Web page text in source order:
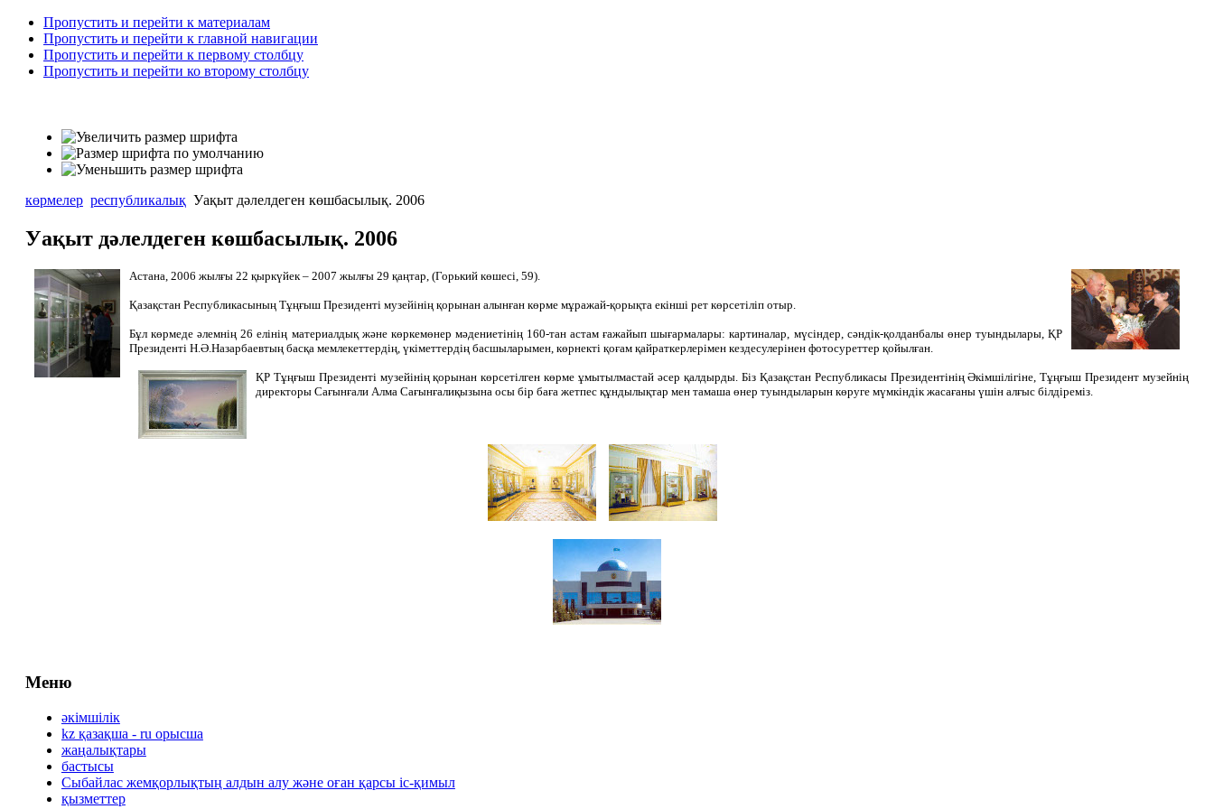
Пропустить и перейти к материалам
Пропустить и перейти к главной навигации
Пропустить и перейти к первому столбцу
Пропустить и перейти ко второму столбцу
көрмелер республикалық Уақыт дәлелдеген көшбасылық. 2006
Уақыт дәлелдеген көшбасылық. 2006
Астана, 2006 жылғы 22 қыркүйек – 2007 жылғы 29 қаңтар, (Горький көшесі, 59).
Қазақстан Республикасының Тұңғыш Президенті музейінің қорынан алынған көрме мұражай-қорықта екінші рет көрсетіліп отыр.
Бұл көрмеде әлемнің 26 елінің материалдық және көркемөнер мәдениетінің 160-тан астам ғажайып шығармалары: картиналар, мүсіндер, сәндік-қолданбалы өнер туындылары, ҚР
Президенті Н.Ә.Назарбаевтың басқа мемлекеттердің, үкіметтердің басшыларымен, көрнекті қоғам қайраткерлерімен кездесулерінен фотосуреттер қойылған.
ҚР Тұңғыш Президенті музейінің қорынан көрсетілген көрме ұмытылмастай әсер қалдырды. Біз Қазақстан Республикасы Президентінің Әкімшілігіне, Тұңғыш Президент музейнің
директоры Сағынғали Алма Сағынғалиқызына осы бір баға жетпес құндылықтар мен тамаша өнер туындыларын көруге мүмкіндік жасағаны үшін алғыс білдіреміз.
Меню
әкімшілік
kz қазақша - ru орысша
жаңалықтары
бастысы
Сыбайлас жемқорлықтың алдын алу және оған қарсы іс-қимыл
қызметтер